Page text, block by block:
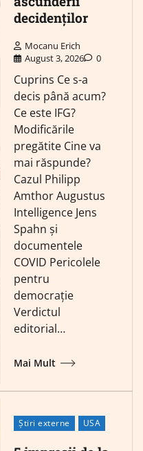
decidenților
Mocanu Erich
August 3, 2026
0
Cuprins Ce s-a
decis până acum?
Ce este IFG?
Modificările
pregătite Cine va
mai răspunde?
Cazul Philipp
Amthor Augustus
Intelligence Jens
Spahn și
documentele
COVID Pericolele
pentru
democrație
Verdictul
editorial…
Mai Mult
Știri externe USA